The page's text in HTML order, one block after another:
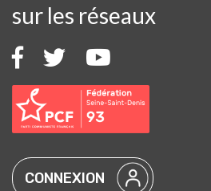
sur les réseaux
CONNEXION